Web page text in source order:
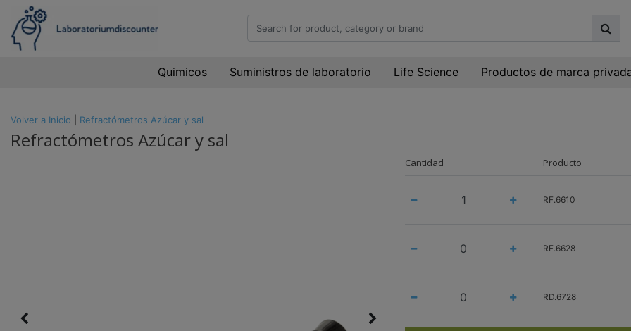
Quimicos Suministros de laboratorio Life Science Productos de marca
Volver a Inicio Refractómetros Azúcar y sal
Refractómetros Azúcar y sal
Cantidad Producto
RF.6610
RF.6628
RD.6728